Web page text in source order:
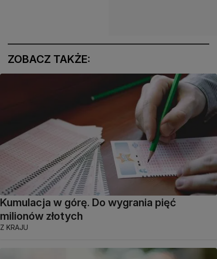
ZOBACZ TAKŻE:
Kumulacja w górę. Do wygrania pięć
milionów złotych
Z KRAJU